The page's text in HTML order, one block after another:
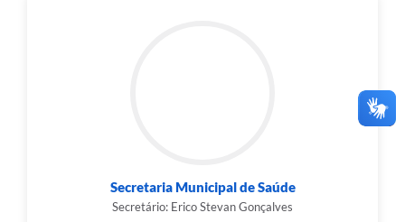
Secretaria Municipal de Saúde
Secretário: Erico Stevan Gonçalves